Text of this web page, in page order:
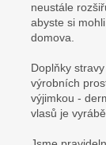
neustále
abyste si
domova.
Doplňky
výrobních
výjimkou -
vlasů je